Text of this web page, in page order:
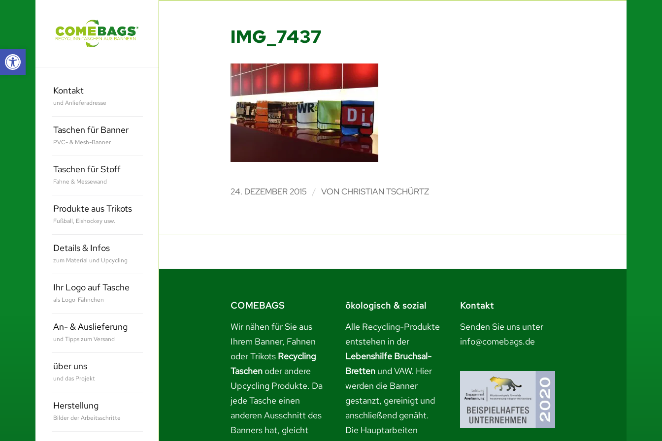
Werkzeugleiste öffnen
Kontakt
und Anlieferadresse
Taschen für Banner
PVC- & Mesh-Banner
Taschen für Stoff
Fahne & Messewand
Produkte aus Trikots
Fußball, Eishockey usw.
Details & Infos
zum Material und Upcycling
Ihr Logo auf Tasche
als Logo-Fähnchen
An- & Auslieferung
und Tipps zum Versand
über uns
und das Projekt
Herstellung
Bilder der Arbeitsschritte
IMG_7437
24. DEZEMBER 2015 / VON CHRISTIAN TSCHÜRTZ
COMEBAGS
Wir nähen für Sie aus
Ihrem Banner, Fahnen
oder Trikots Recycling
Taschenoder andere
Upcycling Produkte. Da
jede Tasche einen
anderen Ausschnitt des
Banners hat, gleicht
ökologisch & sozial
Alle Recycling-Produkte
entstehen in der
Lebenshilfe Bruchsal-
Bretten und VAW. Hier
werden die Banner
gestanzt, gereinigt und
anschließend genäht.
Die Hauptarbeiten
Kontakt
Senden Sie uns unter
info@comebags.de